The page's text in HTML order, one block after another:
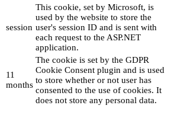
session
This cookie, set by Microsoft, is
used by the website to store the
user's session ID and is sent with
each request to the ASP.NET
application.
11
months
The cookie is set by the GDPR
Cookie Consent plugin and is used
to store whether or not user has
consented to the use of cookies. It
does not store any personal data.